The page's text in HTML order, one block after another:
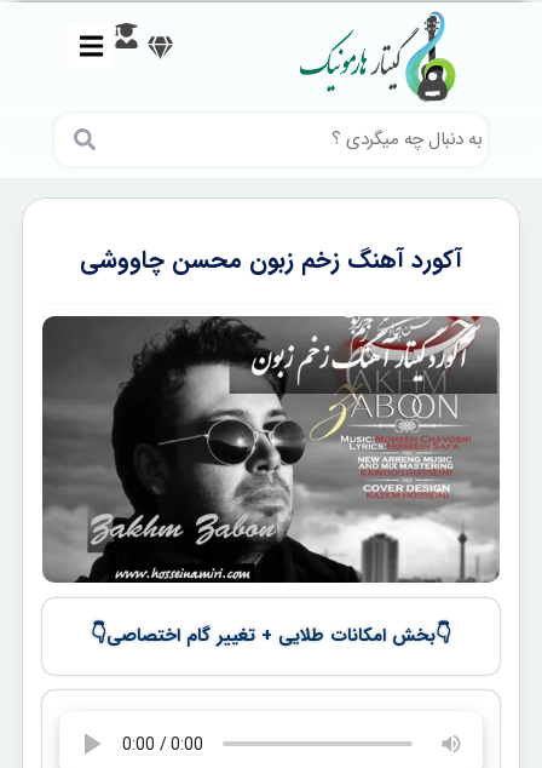
آکورد آهنگ زخم زبون محسن چاووشی
👇بخش امکانات طلایی + تغییر گام اختصاصی👇